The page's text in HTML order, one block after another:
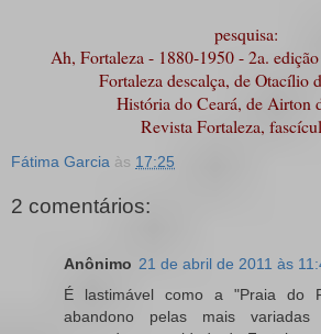
pesquisa:
Ah, Fortaleza - 1880-1950 - 2a.
Fortaleza descalça, de Otacílio
História do Ceará, de Airton
Revista Fortaleza,
Fátima Garcia às 17:25
2 comentários:
Anônimo 21 de abril de 2011 às
É lastimável como a "Praia do
abandono pelas mais